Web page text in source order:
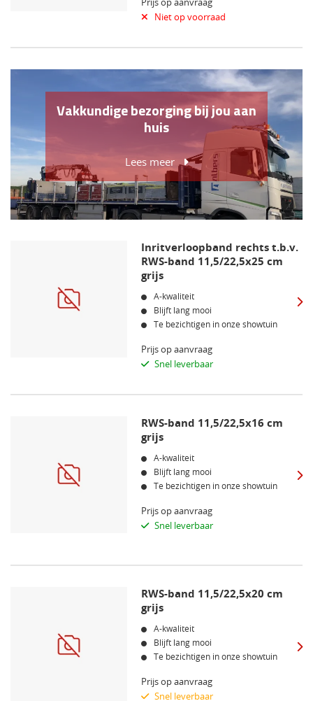
Niet op voorraad
Vakkundige bezorging bij jou aan
huis
Lees meer
Inritverloopband rechts t.b.v.
RWS-band 11,5/22,5x25 cm
grijs
A-kwaliteit
Blijft lang mooi
Te bezichtigen in onze showtuin
Prijs op aanvraag
Snel leverbaar
RWS-band 11,5/22,5x16 cm
grijs
A-kwaliteit
Blijft lang mooi
Te bezichtigen in onze showtuin
Prijs op aanvraag
Snel leverbaar
RWS-band 11,5/22,5x20 cm
grijs
A-kwaliteit
Blijft lang mooi
Te bezichtigen in onze showtuin
Prijs op aanvraag
Snel leverbaar